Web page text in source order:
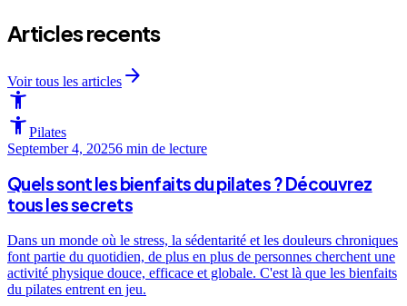
Articles recents
Voir tous les articles arrow_forward
accessibility_new
accessibility_newPilates
September 4, 20256 min de lecture
Quels sont les bienfaits du pilates ? Découvrez
tous les secrets
Dans un monde où le stress, la sédentarité et les douleurs chroniques
font partie du quotidien, de plus en plus de personnes cherchent une
activité physique douce, efficace et globale. C'est là que les bienfaits
du pilates entrent en jeu.